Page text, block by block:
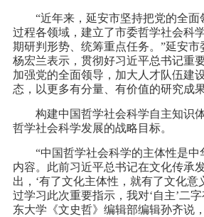
“近年来，延安市坚持把党的全
过程各领域，建立了市委哲学社会科
期研判形势、统筹重点任务。”延安市
杨宏兰表示，贯彻好习近平总书记重
加强党的全面领导，加大人才队伍建
态，以更多有分量、有价值的研究成
构建中国哲学社会科学自主知识
哲学社会科学发展的战略目标。
“中国哲学社会科学的主体性是
内容。此前习近平总书记在文化传承
出，‘有了文化主体性，就有了文化意
过学习此次重要指示，我对‘自主’二
东大学《文史哲》编辑部编辑孙齐说